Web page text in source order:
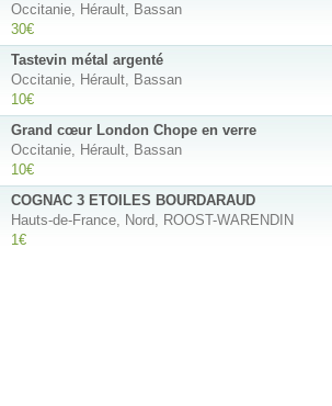
Occitanie, Hérault, Bassan
30€
Tastevin métal argenté
Occitanie, Hérault, Bassan
10€
Grand cœur London Chope en verre
Occitanie, Hérault, Bassan
10€
COGNAC 3 ETOILES BOURDARAUD
Hauts-de-France, Nord, ROOST-WARENDIN
1€